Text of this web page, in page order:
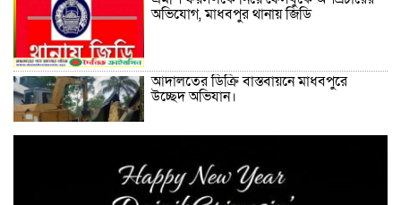
অভিযোগ, মাধবপুর থানায় জিডি
আদালতের ডিক্রি বাস্তবায়নে মাধবপুরে
উচ্ছেদ অভিযান।
লাখাইয়ে হিন্দু বৌদ্ধ খ্রিষ্টান কল্যান ফ্রন্টের
আহবায়ক কমিটি গঠন।। জুলাই শহীদদের
আত্মার শান্তি কামনা মন্দিরে প্রার্থনা।